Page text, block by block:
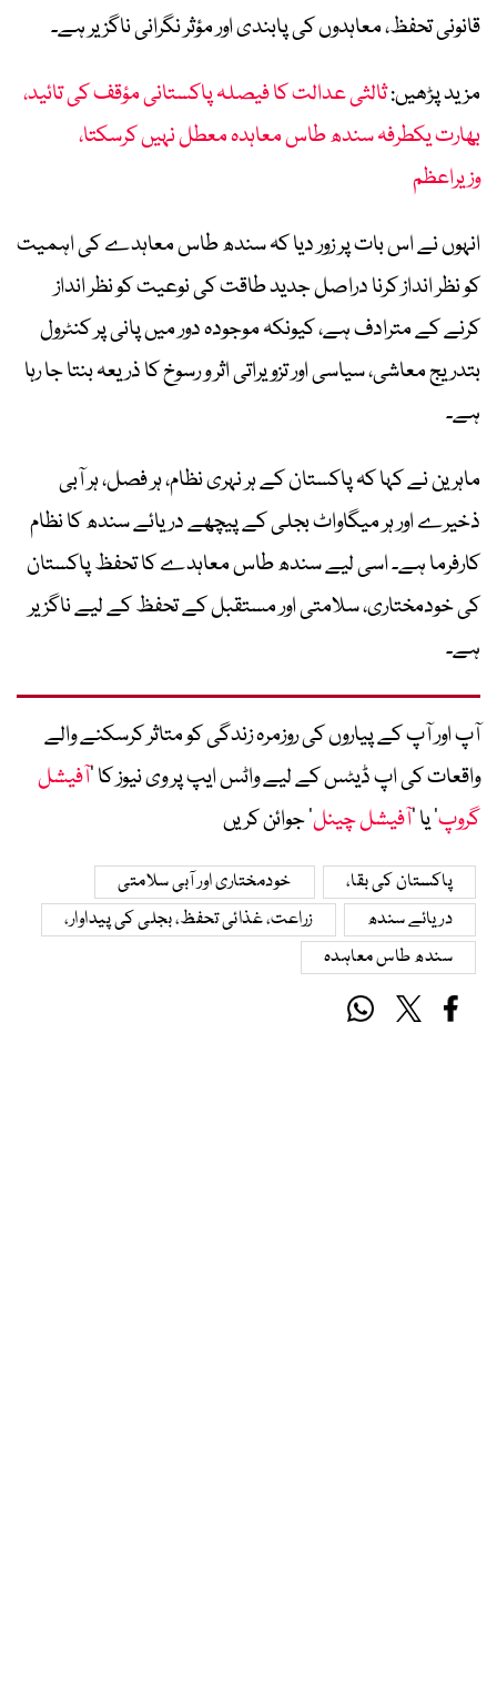
قانونی تحفظ، معاہدوں کی پابندی اور مؤثر نگرانی ناگزیر ہے۔
مزید پڑھیں:ثالثی عدالت کا فیصلہ پاکستانی مؤقف کی تائید،
بھارت یکطرفہ سندھ طاس معاہدہ معطل نہیں کرسکتا،
وزیراعظم
انہوں نے اس بات پر زور دیا کہ سندھ طاس معاہدے کی اہمیت
کو نظر انداز کرنا دراصل جدید طاقت کی نوعیت کو نظر انداز
کرنے کے مترادف ہے، کیونکہ موجودہ دور میں پانی پر کنٹرول
بتدریج معاشی، سیاسی اور تزویراتی اثر و رسوخ کا ذریعہ بنتا جا رہا
ہے۔
ماہرین نے کہا کہ پاکستان کے ہر نہری نظام، ہر فصل، ہر آبی
ذخیرے اور ہر میگاواٹ بجلی کے پیچھے دریائے سندھ کا نظام
کارفرما ہے۔ اسی لیے سندھ طاس معاہدے کا تحفظ پاکستان
کی خودمختاری، سلامتی اور مستقبل کے تحفظ کے لیے ناگزیر
ہے۔
آپ اور آپ کے پیاروں کی روزمرہ زندگی کو متاثر کرسکنے والے
واقعات کی اپ ڈیٹس کے لیے واٹس ایپ پر وی نیوز کا ’آفیشل
گروپ‘ یا ’آفیشل چینل‘ جوائن کریں
پاکستان کی بقا،
خودمختاری اور آبی سلامتی
دریائے سندھ
زراعت، غذائی تحفظ، بجلی کی پیداوار،
سندھ طاس معاہدہ